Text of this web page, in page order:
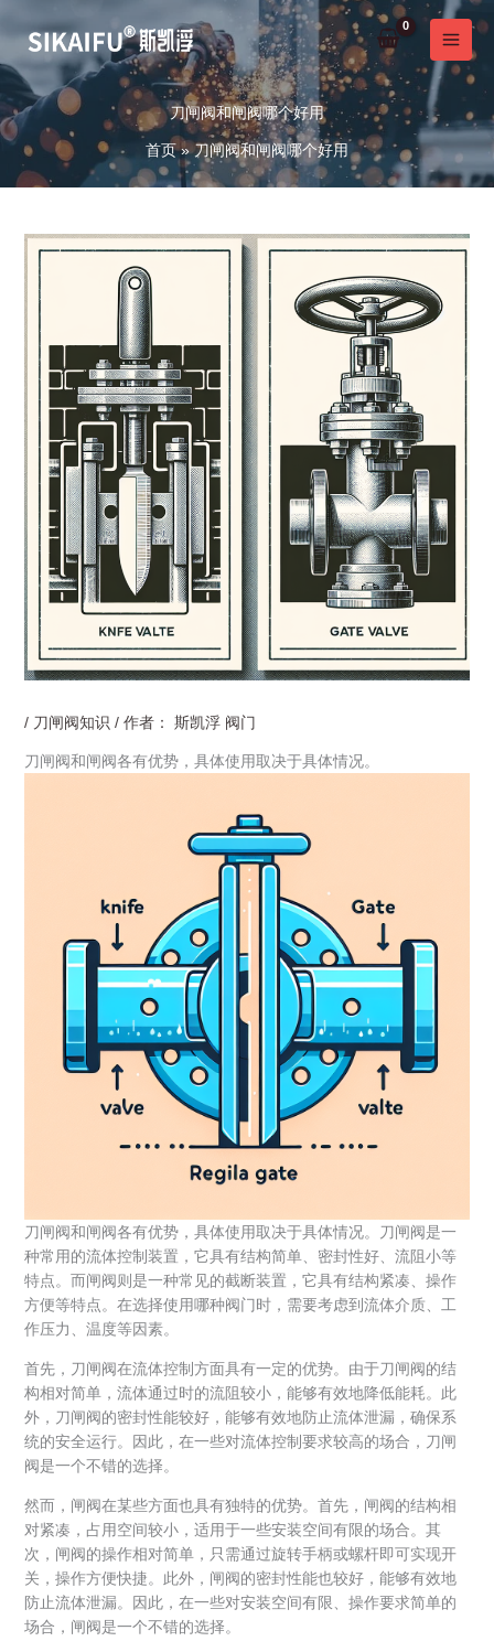
至
内
刀闸阀和闸阀哪个好用
首页 刀闸阀和闸阀哪个好用
/ 刀闸阀知识 / 作者： 斯凯浮 阀门
刀闸阀和闸阀各有优势，具体使用取决于具体情况。
刀闸阀和闸阀各有优势，具体使用取决于具体情况。刀闸阀是一
种常用的流体控制装置，它具有结构简单、密封性好、流阻小等
特点。而闸阀则是一种常见的截断装置，它具有结构紧凑、操作
方便等特点。在选择使用哪种阀门时，需要考虑到流体介质、工
作压力、温度等因素。
首先，刀闸阀在流体控制方面具有一定的优势。由于刀闸阀的结
构相对简单，流体通过时的流阻较小，能够有效地降低能耗。此
外，刀闸阀的密封性能较好，能够有效地防止流体泄漏，确保系
统的安全运行。因此，在一些对流体控制要求较高的场合，刀闸
阀是一个不错的选择。
然而，闸阀在某些方面也具有独特的优势。首先，闸阀的结构相
对紧凑，占用空间较小，适用于一些安装空间有限的场合。其
次，闸阀的操作相对简单，只需通过旋转手柄或螺杆即可实现开
关，操作方便快捷。此外，闸阀的密封性能也较好，能够有效地
防止流体泄漏。因此，在一些对安装空间有限、操作要求简单的
场合，闸阀是一个不错的选择。